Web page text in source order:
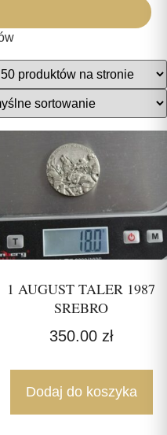
1 AUGUST TALER 1987
SREBRO
350.00 zł
Dodaj do koszyka